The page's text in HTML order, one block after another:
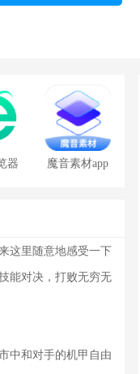
器 魔音素材app
这里随意地感受一下
能对决，打败无穷无
中和对手的机甲自由